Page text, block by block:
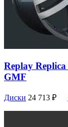
Replay
GMF
Диски 24 713 ₽